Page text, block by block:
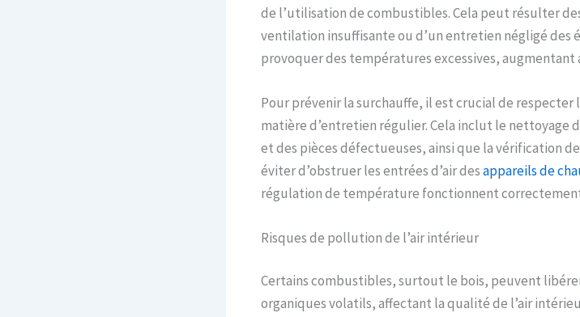
de l’utilisation de combustibles. Cela peut résulter
ventilation insuffisante ou d’un entretien négligé des
provoquer des températures excessives, augmentant
Pour prévenir la surchauffe, il est crucial de
matière d’entretien régulier. Cela inclut le nettoyage
et des pièces défectueuses, ainsi que la vérification
éviter d’obstruer les entrées d’air desappareils de
régulation de température fonctionnent
Risques de pollution de l’air intérieur
Certains combustibles, surtout le bois, peuvent
organiques volatils, affectant la qualité de l’air